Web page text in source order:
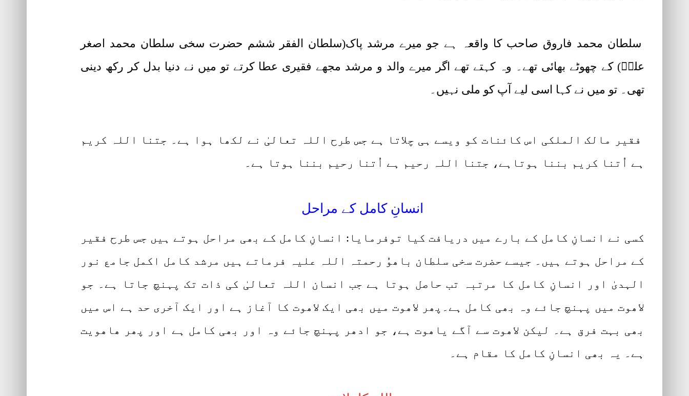
سلطان محمد فاروق صاحب کا واقعہ ہے جو میرے مرشد پاک(سلطان الفقر ششم حضرت سخی سلطان محمد اصغر
علیؒ) کے چھوٹے بھائی تھے۔ وہ کہتے تھے اگر میرے والد و مرشد مجھے فقیری عطا کرتے تو میں نے دنیا بدل کر رکھ دینی
تھی۔ تو میں نے کہا اسی لیے آپ کو ملی نہیں۔
فقیر مالک الملکی اس کائنات کو ویسے ہی چلاتا ہے جس طرح اللہ تعالیٰ نے لکھا ہوا ہے۔ جتنا اللہ کریم
ہے اُتنا کریم بننا ہوتاہے، جتنا اللہ رحیم ہے اُتنا رحیم بننا ہوتا ہے۔
انسانِ کامل کے مراحل
کسی نے انسانِ کامل کے بارے میں دریافت کیا توفرمایا: انسانِ کامل کے بھی مراحل ہوتے ہیں جس طرح فقیر
کے مراحل ہوتے ہیں۔ جیسے حضرت سخی سلطان باھوُ رحمتہ اللہ علیہ فرماتے ہیں مرشد کامل اکمل جامع نور
الہدیٰ اور انسانِ کامل کا مرتبہ تب حاصل ہوتا ہے جب انسان اللہ تعالیٰ کی ذات تک پہنچ جاتا ہے۔ جو
لاھوت میں پہنچ جائے وہ بھی کامل ہے۔پھر لاھوت میں بھی ایک لاھوت کا آغاز ہے اور ایک آخری حد ہے اس میں
بھی بہت فرق ہے۔ لیکن لاھوت سے آگے یاھوت ہے، جو ادھر پہنچ جائے وہ اور بھی کامل ہے اور پھر ھاھویت
ہے۔ یہ بھی انسانِ کامل کا مقام ہے۔